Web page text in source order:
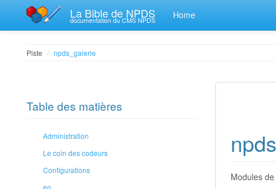
La Bible de NPDS
documentation du CMS NPDS Home
Piste npds_galerie
Table des matières
Administration
Le coin des codeurs
Configurations
Modules